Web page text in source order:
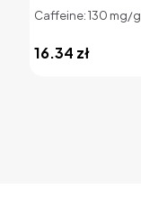
Caffeine: 130 mg/g
16.34 zł